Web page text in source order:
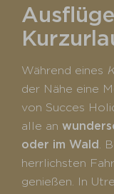
Während eines
der Nähe eine
von Succes
alle an
oder im Wald.
herrlichsten
genießen. In